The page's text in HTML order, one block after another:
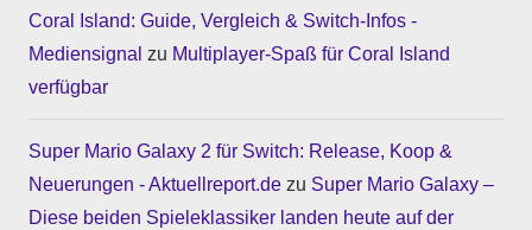
Coral Island: Guide, Vergleich & Switch-Infos -
Mediensignal zu Multiplayer-Spaß für Coral Island
verfügbar
Super Mario Galaxy 2 für Switch: Release, Koop &
Neuerungen - Aktuellreport.de zu Super Mario Galaxy –
Diese beiden Spieleklassiker landen heute auf der